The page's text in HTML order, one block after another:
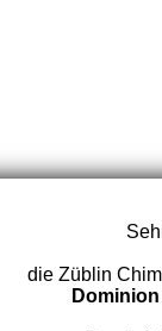
die Züblin